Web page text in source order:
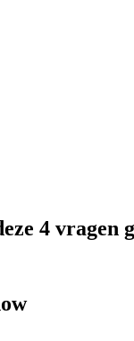
4 vragen